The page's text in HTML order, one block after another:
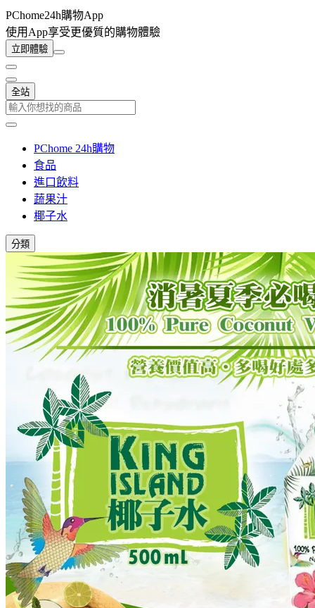
PChome24h購物App
使用App享受更優質的購物體驗
立即體驗
全站
PChome 24h購物
食品
進口飲料
蔬果汁
椰子水
分類